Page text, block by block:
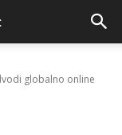
globalno online